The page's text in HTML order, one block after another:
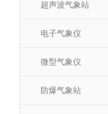
超声波气象站
电子气象仪
微型气象仪
防爆气象站